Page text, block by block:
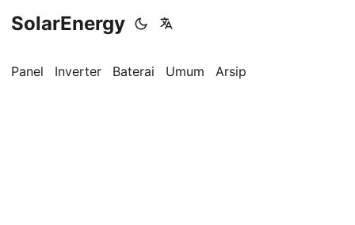
SolarEnergy
Panel Inverter Baterai Umum Arsip